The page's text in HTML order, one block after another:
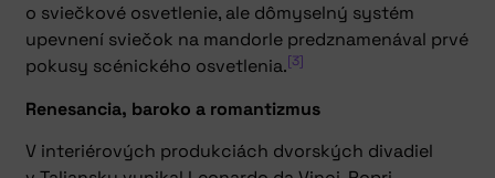
o sviečkové osvetlenie, ale dômyselný systém
upevnení sviečok na mandorle predznamenával prvé
pokusy scénického osvetlenia.[3]
Renesancia, baroko a romantizmus
V interiérových produkciách dvorských divadiel